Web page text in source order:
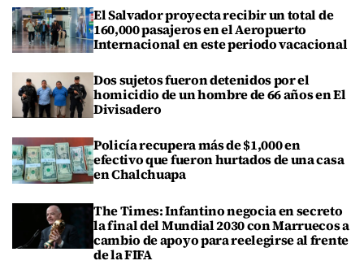
El Salvador proyecta recibir un total de
160,000 pasajeros en el Aeropuerto
Internacional en este periodo vacacional
Dos sujetos fueron detenidos por el
homicidio de un hombre de 66 años en El
Divisadero
Policía recupera más de $1,000 en
efectivo que fueron hurtados de una casa
en Chalchuapa
The Times: Infantino negocia en secreto
la final del Mundial 2030 con Marruecos a
cambio de apoyo para reelegirse al frente
de la FIFA